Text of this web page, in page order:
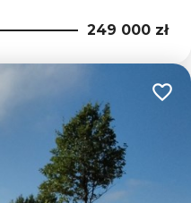
249 000 zł